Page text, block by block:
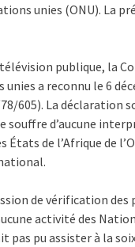
unies (ONU). La
publique, la
unies a reconnu le 6
605). La déclaration
souffre d’aucune
États de l’Afrique de
de vérification des
activité des
pas pu assister à la